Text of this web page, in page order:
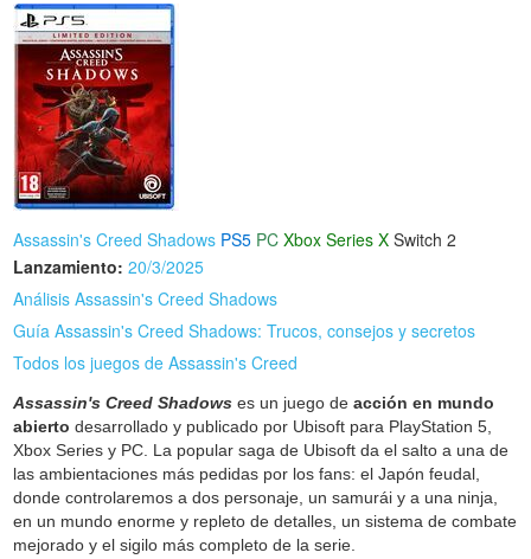
Assassin's Creed Shadows PS5 PC Xbox Series X Switch 2
Lanzamiento: 20/3/2025
Análisis Assassin's Creed Shadows
Guía Assassin's Creed Shadows: Trucos, consejos y secretos
Todos los juegos de Assassin's Creed
Assassin's Creed Shadows es un juego deacción en mundo
abierto desarrollado y publicado por Ubisoft para PlayStation 5,
Xbox Series y PC. La popular saga de Ubisoft da el salto a una de
las ambientaciones más pedidas por los fans: el Japón feudal,
donde controlaremos a dos personaje, un samurái y a una ninja,
en un mundo enorme y repleto de detalles, un sistema de combate
mejorado y el sigilo más completo de la serie.